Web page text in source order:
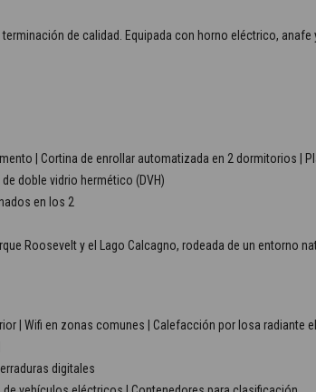
de calidad. Equipada con horno eléctrico, anafe
| Cortina de enrollar automatizada en 2 dormitorios |
doble vidrio hermético (DVH)
en los 2
Roosevelt y el Lago Calcagno, rodeada de un entorno
| Wifi en zonas comunes | Calefacción por losa radiante
digitales